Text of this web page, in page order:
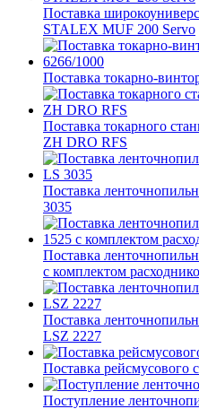
Поставка
STALEX MUF 200 Servo
Поставка токарно-
Поставка токарного
ZH DRO RFS
Поставка
3035
Поставка
с комплектом
Поставка
LSZ 2227
Поставка рейсмусового
Поступление